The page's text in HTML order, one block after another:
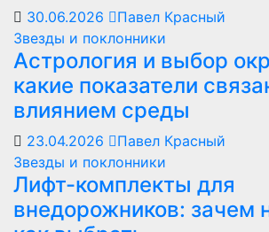
30.06.2026
Павел Красный
Звезды и поклонники
Астрология и выбор
какие показатели
влиянием среды
23.04.2026
Павел Красный
Звезды и поклонники
Лифт-комплекты для
внедорожников: зачем